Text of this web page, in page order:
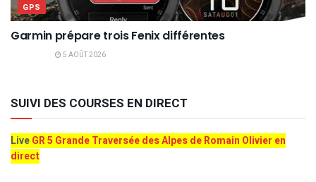
GPS
Garmin prépare trois Fenix différentes
5 AOÛT 2026
SUIVI DES COURSES EN DIRECT
LiveGR 5 Grande Traversée des Alpes de Romain Olivier en
direct